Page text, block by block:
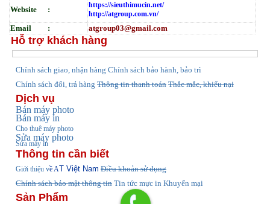
Website :
https://sieuthimucin.net/
http://atgroup.com.vn/
Email : atgroup03@gmail.com
Hỗ trợ khách hàng
Chính sách giao, nhận hàng Chính sách bảo hành, bảo trì
Chính sách đổi, trả hàng Thông tin thanh toán Thắc mắc, khiếu nại
Dịch vụ
Bán máy photo
Bán máy in
Cho thuê máy photo
Sửa máy photo
Sửa máy in
Thông tin cần biết
Giới thiệu về AT Việt Nam Điều khoản sử dụng
Chính sách bảo mật thông tin Tin tức mực in Khuyến mại
Sản Phẩm